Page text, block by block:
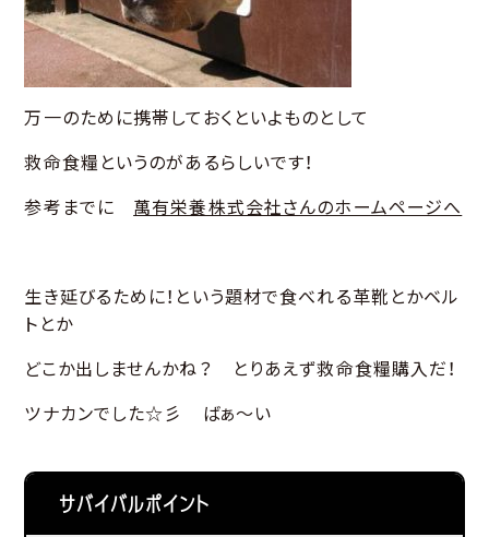
万一のために携帯しておくといよものとして
救命食糧というのがあるらしいです！
参考までに 萬有栄養株式会社さんのホームページへ
生き延びるために！という題材で食べれる革靴とかベル
トとか
どこか出しませんかね？ とりあえず救命食糧購入だ！
ツナカンでした☆彡 ばぁ～い
サバイバルポイント